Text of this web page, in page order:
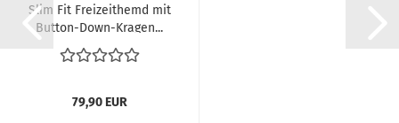
Slim Fit Freizeithemd mit
Button-Down-Kragen...
79,90 EUR